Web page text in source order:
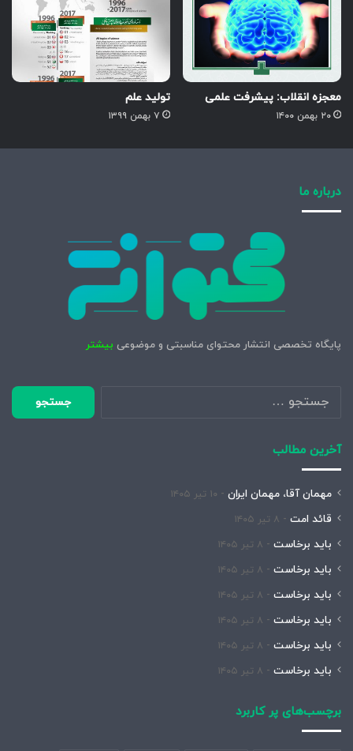
معجزه انقلاب: پیشرفت علمی
۲۰ بهمن ۱۴۰۰
تولید علم
۷ بهمن ۱۳۹۹
درباره ما
پایگاه تخصصی انتشار محتوای مناسبتی و موضوعی بیشتر
جستجو
برای:
آخرین مطالب
مهمان آقا، مهمان ایران ۱۰ تیر ۱۴۰۵
قائد امت ۸ تیر ۱۴۰۵
باید برخاست ۸ تیر ۱۴۰۵
باید برخاست ۸ تیر ۱۴۰۵
باید برخاست ۸ تیر ۱۴۰۵
باید برخاست ۸ تیر ۱۴۰۵
باید برخاست ۸ تیر ۱۴۰۵
باید برخاست ۸ تیر ۱۴۰۵
برچسب‌های پر کاربرد